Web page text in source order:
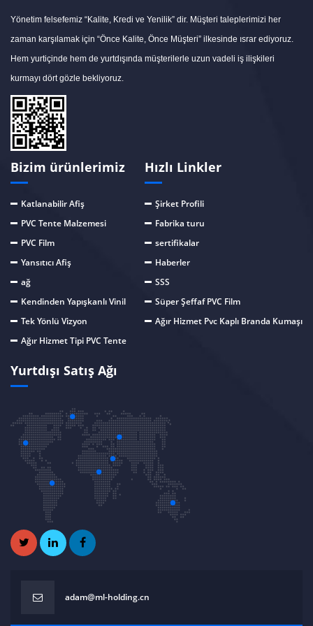
Yönetim felsefemiz “Kalite, Kredi ve Yenilik” dir. Müşteri taleplerimizi her
zaman karşılamak için “Önce Kalite, Önce Müşteri” ilkesinde ısrar ediyoruz.
Hem yurtiçinde hem de yurtdışında müşterilerle uzun vadeli iş ilişkileri
kurmayı dört gözle bekliyoruz.
Bizim ürünlerimiz
Katlanabilir Afiş
PVC Tente Malzemesi
PVC Film
Yansıtıcı Afiş
ağ
Kendinden Yapışkanlı Vinil
Tek Yönlü Vizyon
Ağır Hizmet Tipi PVC Tente
Hızlı Linkler
Şirket Profili
Fabrika turu
sertifikalar
Haberler
SSS
Süper Şeffaf PVC Film
Ağır Hizmet Pvc Kaplı Branda Kumaşı
Yurtdışı Satış Ağı
adam@ml-holding.cn